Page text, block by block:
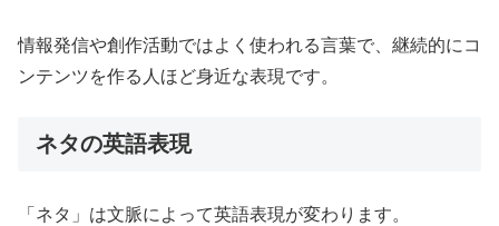
情報発信や創作活動ではよく使われる言葉で、継続的にコ
ンテンツを作る人ほど身近な表現です。
ネタの英語表現
「ネタ」は文脈によって英語表現が変わります。